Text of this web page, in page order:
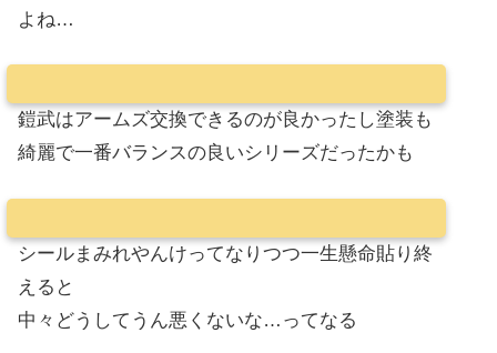
よね…
鎧武はアームズ交換できるのが良かったし塗装も
綺麗で一番バランスの良いシリーズだったかも
シールまみれやんけってなりつつ一生懸命貼り終
えると
中々どうしてうん悪くないな…ってなる